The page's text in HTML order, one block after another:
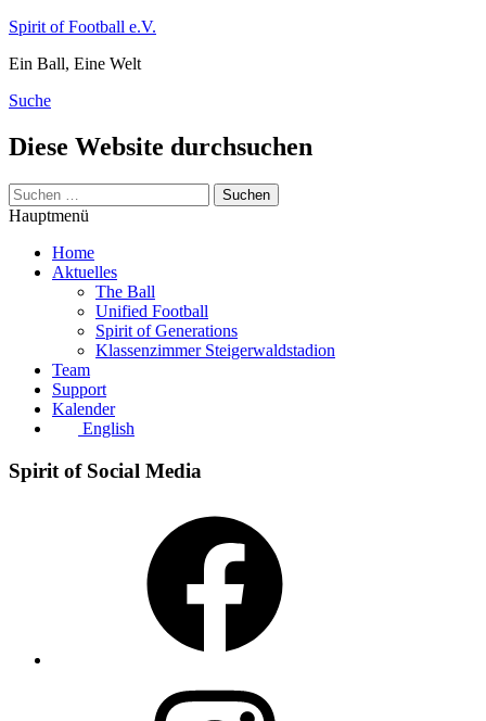
Zum
springen
Spirit of Football e.V.
Ein Ball, Eine Welt
Suche
Diese Website durchsuchen
Suchen
nach:
Hauptmenü
Home
Aktuelles
The Ball
Unified Football
Spirit of Generations
Klassenzimmer Steigerwaldstadion
Team
Support
Kalender
English
Spirit of Social Media